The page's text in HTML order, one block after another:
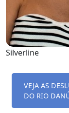
Silverline
VEJA AS
DO RIO